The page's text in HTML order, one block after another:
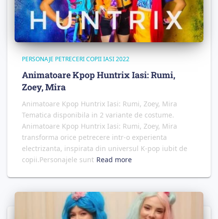
PERSONAJE PETRECERI COPII IASI 2022
Animatoare Kpop Huntrix Iasi: Rumi,
Zoey, Mira
Animatoare Kpop Huntrix Iasi: Rumi, Zoey, Mira
Tematica disponibila in 2 variante de costume.
Animatoare Kpop Huntrix Iasi: Rumi, Zoey, Mira
transforma orice petrecere intr-o experienta
electrizanta, inspirata din universul K-pop iubit de
copii.Personajele sunt Read more